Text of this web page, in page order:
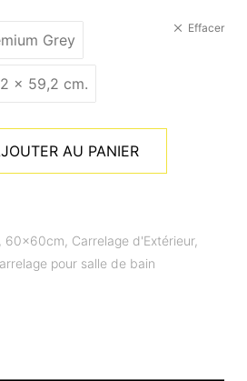
Grey
x 59,2 cm.
Effacer
AU PANIER
, 60x60cm, Carrelage d'Extérieur,
pour salle de bain